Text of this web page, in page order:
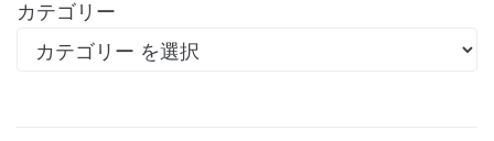
カテゴリー